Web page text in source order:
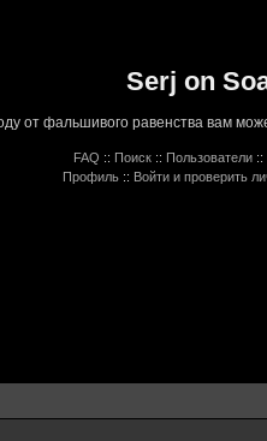
Serj on
от фальшивого равенства вам
FAQ :: Поиск :: Пользователи ::
Профиль :: Войти и проверить